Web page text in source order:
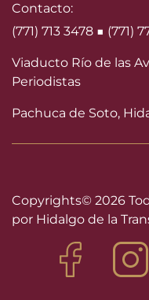
Contacto:
(771) 713 3478 ■ (771)
Viaducto Río de las
Periodistas
Pachuca de Soto,
Copyrights© 2026
por Hidalgo de la